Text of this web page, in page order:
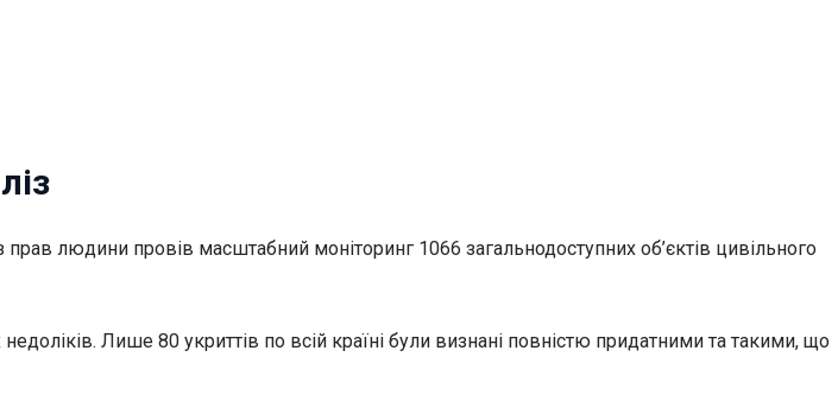
людини провів масштабний моніторинг 1066 загальнодоступних об’єктів цивільного
Лише 80 укриттів по всій країні були визнані повністю придатними та такими, що